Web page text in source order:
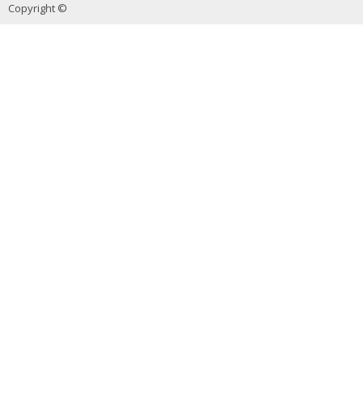
Copyright ©